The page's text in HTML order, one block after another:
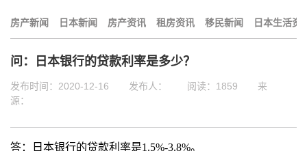
房产新闻 日本新闻 房产资讯 租房资讯 移民新闻 日本生活资
问：日本银行的贷款利率是多少？
发布时间：2020-12-16 发布人： 阅读：1859
来
源：
答：日本银行的贷款利率是1.5%-3.8%。